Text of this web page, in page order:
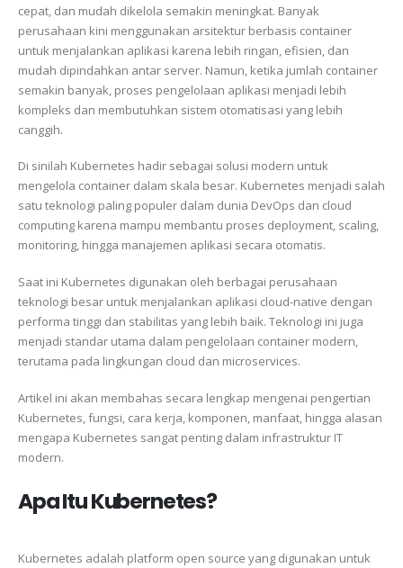
cepat, dan mudah dikelola semakin meningkat. Banyak
perusahaan kini menggunakan arsitektur berbasis container
untuk menjalankan aplikasi karena lebih ringan, efisien, dan
mudah dipindahkan antar server. Namun, ketika jumlah container
semakin banyak, proses pengelolaan aplikasi menjadi lebih
kompleks dan membutuhkan sistem otomatisasi yang lebih
canggih.
Di sinilah Kubernetes hadir sebagai solusi modern untuk
mengelola container dalam skala besar. Kubernetes menjadi salah
satu teknologi paling populer dalam dunia DevOps dan cloud
computing karena mampu membantu proses deployment, scaling,
monitoring, hingga manajemen aplikasi secara otomatis.
Saat ini Kubernetes digunakan oleh berbagai perusahaan
teknologi besar untuk menjalankan aplikasi cloud-native dengan
performa tinggi dan stabilitas yang lebih baik. Teknologi ini juga
menjadi standar utama dalam pengelolaan container modern,
terutama pada lingkungan cloud dan microservices.
Artikel ini akan membahas secara lengkap mengenai pengertian
Kubernetes, fungsi, cara kerja, komponen, manfaat, hingga alasan
mengapa Kubernetes sangat penting dalam infrastruktur IT
modern.
Apa Itu Kubernetes?
Kubernetes adalah platform open source yang digunakan untuk